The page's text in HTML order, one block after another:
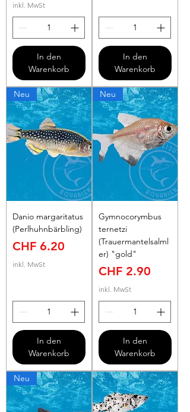
inkl. MwSt
In den
Warenkorb
In den
Warenkorb
Neu
Danio margaritatus
(Perlhuhnbärbling)
Preis
CHF 6.20
inkl. MwSt
In den
Warenkorb
Neu
Gymnocorymbus
ternetzi
(Trauermantelsalml
er) "gold"
Preis
CHF 2.90
inkl. MwSt
In den
Warenkorb
Neu